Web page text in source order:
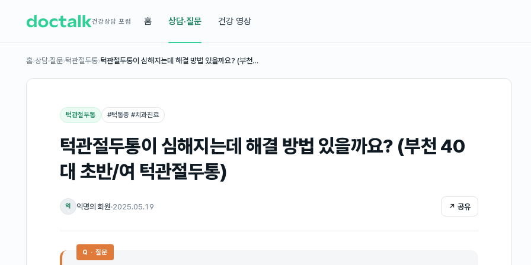
건강상담 포럼 홈 상담·질문 건강 영상
홈›상담·질문›턱관절두통›턱관절두통이 심해지는데 해결 방법 있을까요? (부천…
턱관절두통 #턱통증 #치과진료
턱관절두통이 심해지는데 해결 방법 있을까요? (부천 40
대 초반/여 턱관절두통)
익 익명의 회원·2025.05.19 ↗ 공유
Q · 질문